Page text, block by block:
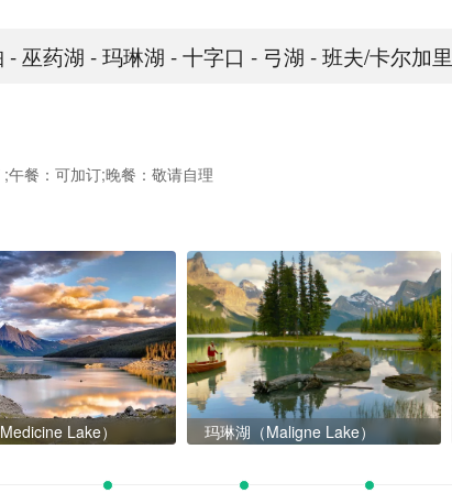
- 巫药湖 - 玛琳湖 - 十字口 - 弓湖 - 班夫/卡尔加里
午餐：可加订;晚餐：敬请自理
Lake） 玛琳湖（Maligne Lake）